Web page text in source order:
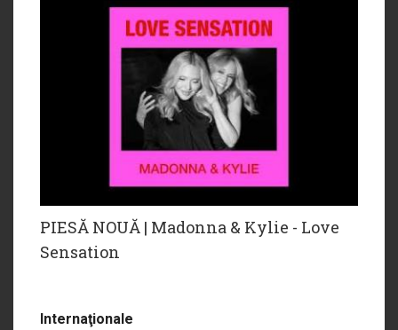
PIESĂ NOUĂ | Madonna & Kylie - Love
Sensation
Internaţionale